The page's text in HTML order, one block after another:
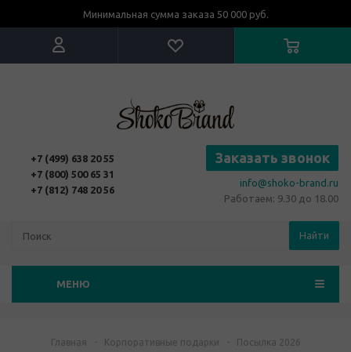
Минимальная сумма заказа 50 000 руб.
+7 (499) 638 20 55
+7 (800) 500 65 31
+7 (812) 748 20 56
Заказать звонок
info@shoko-brand.ru
Работаем: 9.30 до 18.00
Найти
МЕНЮ
Главная - Корпоративные подарки - Посылка 2026